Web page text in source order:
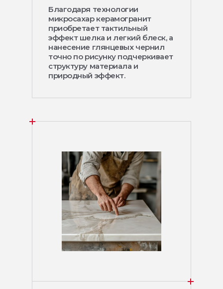
Благодаря технологии
микросахар керамогранит
приобретает тактильный
эффект шелка и легкий блеск, а
нанесение глянцевых чернил
точно по рисунку подчеркивает
структуру материала и
природный эффект.